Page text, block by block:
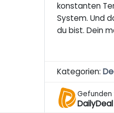
konstanten
System. Und
du bist. Dein
Kategorien:
Gefunden